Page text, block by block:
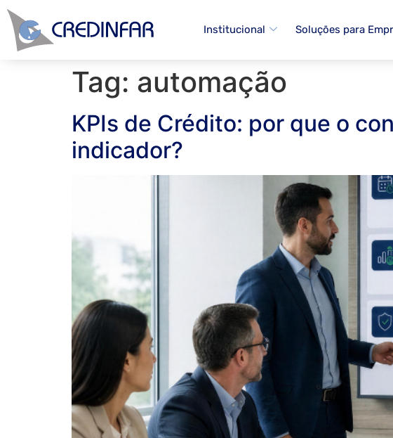
Institucional Soluções para
Tag: automação
KPIs de Crédito: por que o
indicador?